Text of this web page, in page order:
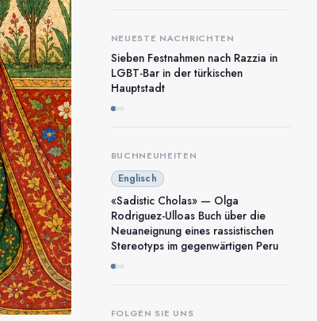
NEUESTE NACHRICHTEN
Sieben Festnahmen nach Razzia in
LGBT-Bar in der türkischen
Hauptstadt
BUCHNEUHEITEN
Englisch
«Sadistic Cholas» — Olga
Rodriguez-Ulloas Buch über die
Neuaneignung eines rassistischen
Stereotyps im gegenwärtigen Peru
FOLGEN SIE UNS